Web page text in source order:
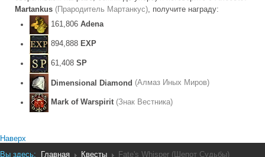
Martankus (Прародитель Мартанкус), получите награду:
161,806 Adena
894,888 EXP
61,408 SP
Dimensional Diamond (Алмаз Иных Миров)
Mark of Warspirit (Знак Вестника)
Наверх
Вы здесь:
Главная Квесты Fate's Whisper (Шепот Судьбы)